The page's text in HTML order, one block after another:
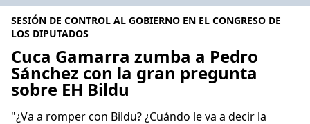
SESIÓN DE CONTROL AL GOBIERNO EN EL CONGRESO DE
LOS DIPUTADOS
Cuca Gamarra zumba a Pedro
Sánchez con la gran pregunta
sobre EH Bildu
"¿Va a romper con Bildu? ¿Cuándo le va a decir la